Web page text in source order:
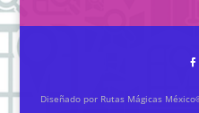
Diseñado por Rutas Mágicas